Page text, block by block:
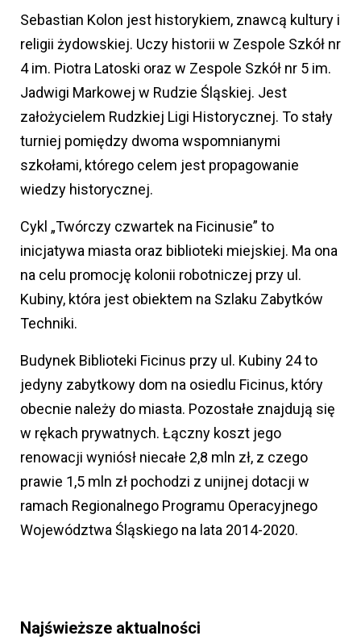
Sebastian Kolon jest historykiem, znawcą kultury i
religii żydowskiej. Uczy historii w Zespole Szkół nr
4 im. Piotra Latoski oraz w Zespole Szkół nr 5 im.
Jadwigi Markowej w Rudzie Śląskiej. Jest
założycielem Rudzkiej Ligi Historycznej. To stały
turniej pomiędzy dwoma wspomnianymi
szkołami, którego celem jest propagowanie
wiedzy historycznej.
Cykl „Twórczy czwartek na Ficinusie” to
inicjatywa miasta oraz biblioteki miejskiej. Ma ona
na celu promocję kolonii robotniczej przy ul.
Kubiny, która jest obiektem na Szlaku Zabytków
Techniki.
Budynek Biblioteki Ficinus przy ul. Kubiny 24 to
jedyny zabytkowy dom na osiedlu Ficinus, który
obecnie należy do miasta. Pozostałe znajdują się
w rękach prywatnych. Łączny koszt jego
renowacji wyniósł niecałe 2,8 mln zł, z czego
prawie 1,5 mln zł pochodzi z unijnej dotacji w
ramach Regionalnego Programu Operacyjnego
Województwa Śląskiego na lata 2014-2020.
Najświeższe aktualności